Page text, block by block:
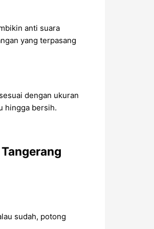
anti suara
yang terpasang
dengan ukuran
hingga bersih.
sudah, potong